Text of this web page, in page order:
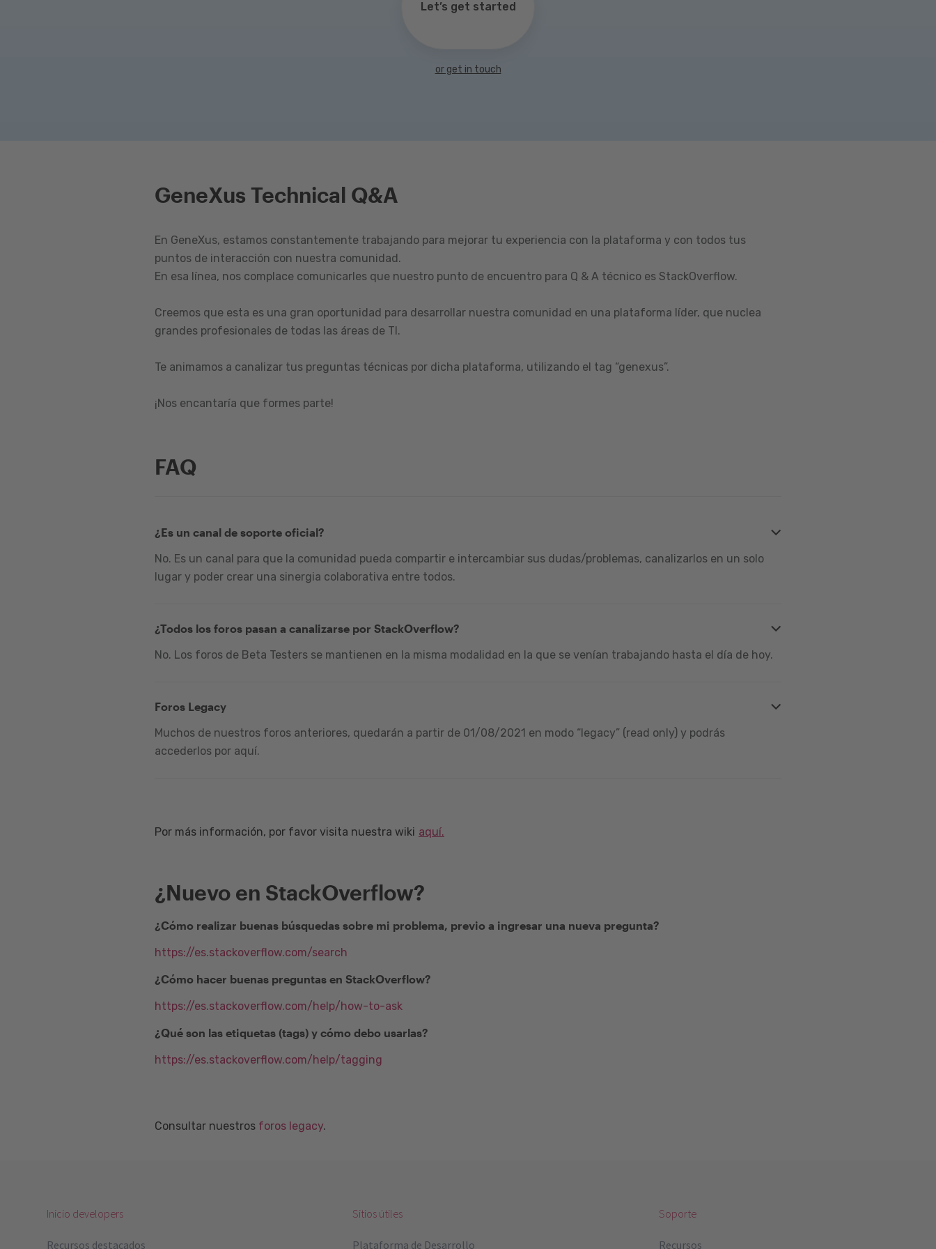
Let’s get started
or get in touch
GeneXus Technical Q&A
En GeneXus, estamos constantemente trabajando para mejorar tu experiencia con la plataforma y con todos tus
puntos de interacción con nuestra comunidad.
En esa línea, nos complace comunicarles que nuestro punto de encuentro para Q & A técnico es StackOverflow.
Creemos que esta es una gran oportunidad para desarrollar nuestra comunidad en una plataforma líder, que nuclea
grandes profesionales de todas las áreas de TI.
Te animamos a canalizar tus preguntas técnicas por dicha plataforma, utilizando el tag “genexus”.
¡Nos encantaría que formes parte!
FAQ
¿Es un canal de soporte oficial?
No. Es un canal para que la comunidad pueda compartir e intercambiar sus dudas/problemas, canalizarlos en un solo
lugar y poder crear una sinergia colaborativa entre todos.
¿Todos los foros pasan a canalizarse por StackOverflow?
No. Los foros de Beta Testers se mantienen en la misma modalidad en la que se venían trabajando hasta el día de hoy.
Foros Legacy
Muchos de nuestros foros anteriores, quedarán a partir de 01/08/2021 en modo “legacy” (read only) y podrás
accederlos por aquí.
Por más información, por favor visita nuestra wiki aquí.
¿Nuevo en StackOverflow?
¿Cómo realizar buenas búsquedas sobre mi problema, previo a ingresar una nueva pregunta?
https://es.stackoverflow.com/search
¿Cómo hacer buenas preguntas en StackOverflow?
https://es.stackoverflow.com/help/how-to-ask
¿Qué son las etiquetas (tags) y cómo debo usarlas?
https://es.stackoverflow.com/help/tagging
Consultar nuestros foros legacy.
Inicio developers
Recursos destacados
Sitios útiles
Plataforma de Desarrollo
Soporte
Recursos